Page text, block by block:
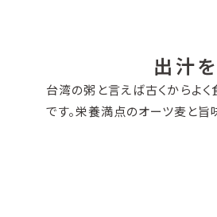
出汁
台湾の粥と言えば古くからよ
です。栄養満点のオーツ麦と旨